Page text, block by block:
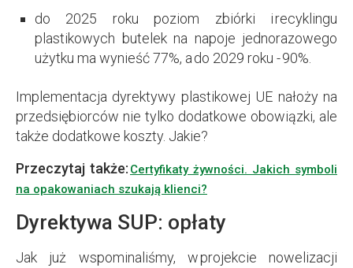
do 2025 roku poziom zbiórki i recyklingu
plastikowych butelek na napoje jednorazowego
użytku ma wynieść 77%, a do 2029 roku - 90%.
Implementacja dyrektywy plastikowej UE nałoży na
przedsiębiorców nie tylko dodatkowe obowiązki, ale
także dodatkowe koszty. Jakie?
Przeczytaj także: Certyfikaty żywności. Jakich symboli
na opakowaniach szukają klienci?
Dyrektywa SUP: opłaty
Jak już wspominaliśmy, w projekcie nowelizacji